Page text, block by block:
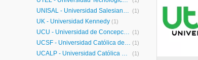
UNISAL - Universidad Salesiana Argentina (1)
UK - Universidad Kennedy (1)
UCU - Universidad de Concepción del Uruguay (1)
UCSF - Universidad Católica de Santa Fe (1)
UCALP - Universidad Católica de la Plata (1)